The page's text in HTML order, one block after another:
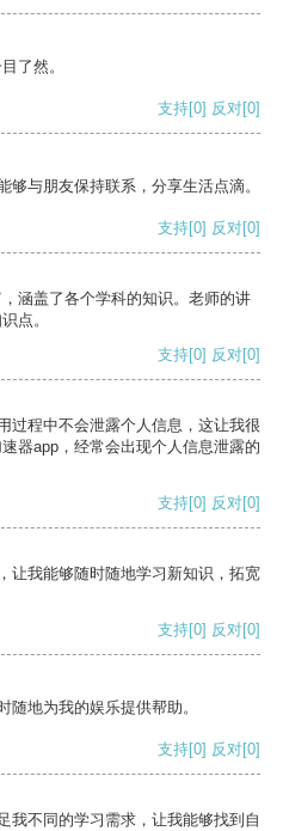
了然。
支持[0] 反对[0]
与朋友保持联系，分享生活点滴。
支持[0] 反对[0]
涵盖了各个学科的知识。老师的讲
点。
支持[0] 反对[0]
过程中不会泄露个人信息，这让我很
器app，经常会出现个人信息泄露的
支持[0] 反对[0]
让我能够随时随地学习新知识，拓宽
支持[0] 反对[0]
随地为我的娱乐提供帮助。
支持[0] 反对[0]
我不同的学习需求，让我能够找到自